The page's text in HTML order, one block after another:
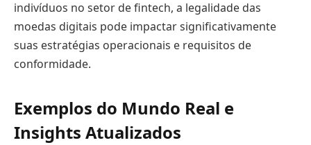
indivíduos no setor de fintech, a legalidade das
moedas digitais pode impactar significativamente
suas estratégias operacionais e requisitos de
conformidade.
Exemplos do Mundo Real e
Insights Atualizados